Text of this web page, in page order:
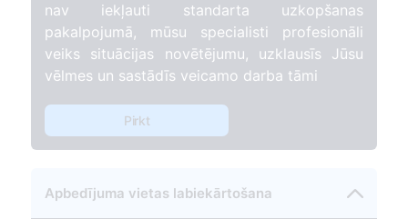
nav iekļauti standarta uzkopšanas
pakalpojumā, mūsu specialisti profesionāli
veiks situācijas novētējumu, uzklausīs Jūsu
vēlmes un sastādīs veicamo darba tāmi
Pirkt
Apbedījuma vietas labiekārtošana